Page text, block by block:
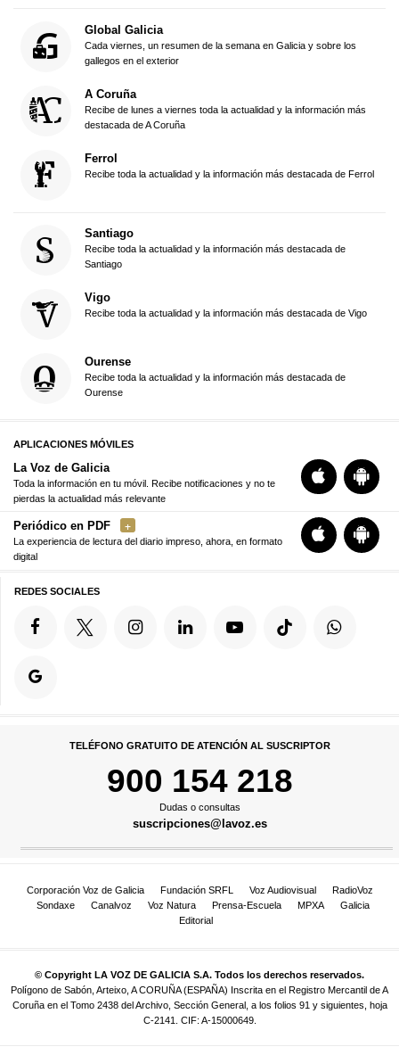
Global Galicia
Cada viernes, un resumen de la semana en Galicia y sobre los
gallegos en el exterior
A Coruña
Recibe de lunes a viernes toda la actualidad y la información más
destacada de A Coruña
Ferrol
Recibe toda la actualidad y la información más destacada de Ferrol
Santiago
Recibe toda la actualidad y la información más destacada de
Santiago
Vigo
Recibe toda la actualidad y la información más destacada de Vigo
Ourense
Recibe toda la actualidad y la información más destacada de
Ourense
APLICACIONES MÓVILES
La Voz de Galicia
Toda la información en tu móvil. Recibe notificaciones y no te
pierdas la actualidad más relevante
Periódico en PDF
La experiencia de lectura del diario impreso, ahora, en formato
digital
REDES SOCIALES
TELÉFONO GRATUITO DE ATENCIÓN AL SUSCRIPTOR
900 154 218
Dudas o consultas
suscripciones@lavoz.es
Corporación Voz de Galicia Fundación SRFL Voz Audiovisual
RadioVoz
Sondaxe
Canalvoz Voz Natura Prensa-Escuela MPXA
Galicia
Editorial
© Copyright LA VOZ DE GALICIA S.A. Todos los derechos reservados.
Polígono de Sabón, Arteixo, A CORUÑA (ESPAÑA) Inscrita en el Registro Mercantil de A
Coruña en el Tomo 2438 del Archivo, Sección General, a los folios 91 y siguientes, hoja
C-2141. CIF: A-15000649.